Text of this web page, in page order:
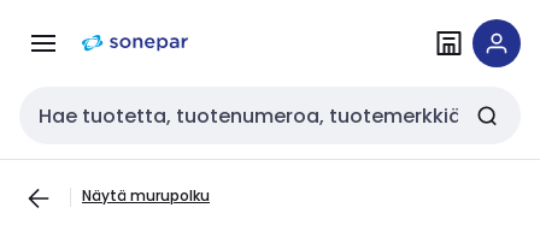
navigointiinsisältöön
Haku
Näytä murupolku